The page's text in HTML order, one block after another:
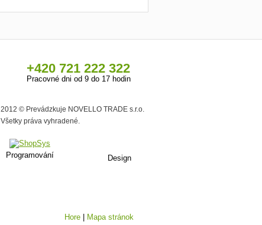
+420 721 222 322
Pracovné dni od 9 do 17 hodin
2012 © Prevádzkuje NOVELLO TRADE s.r.o.
Všetky práva vyhradené.
Programování Design
Hore Mapa stránok